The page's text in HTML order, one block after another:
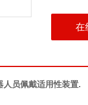
在
人员佩戴适用性装置.